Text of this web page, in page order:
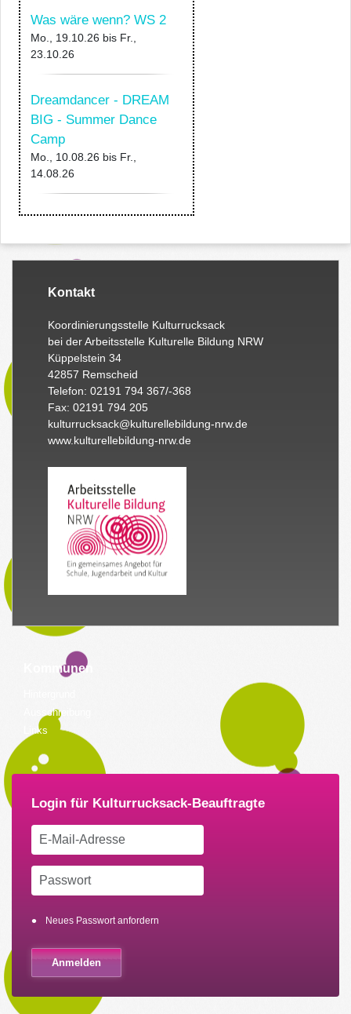
Was wäre wenn? WS 2
Mo., 19.10.26 bis Fr.,
23.10.26
Dreamdancer - DREAM
BIG - Summer Dance
Camp
Mo., 10.08.26 bis Fr.,
14.08.26
Kontakt
Koordinierungsstelle Kulturrucksack
bei der Arbeitsstelle Kulturelle Bildung NRW
Küppelstein 34
42857 Remscheid
Telefon: 02191 794 367/-368
Fax: 02191 794 205
kulturrucksack@kulturellebildung-nrw.de
www.kulturellebildung-nrw.de
Kommunen
Ausschreibung
Links
Neues Passwort anfordern